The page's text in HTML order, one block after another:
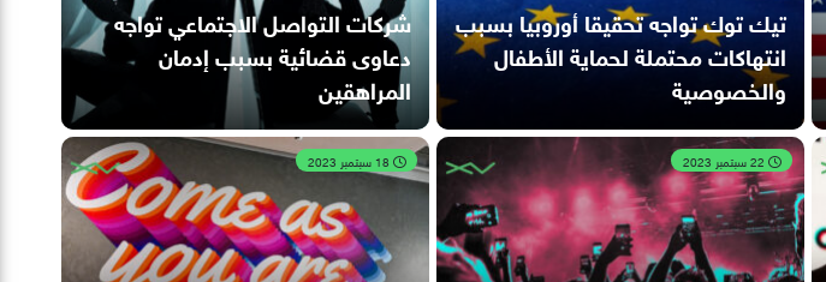
تيك توك تواجه تحقيقا أوروبيا بسبب
انتهاكات محتملة لحماية الأطفال
والخصوصية
شركات التواصل الاجتماعي تواجه
دعاوى قضائية بسبب إدمان
المراهقين